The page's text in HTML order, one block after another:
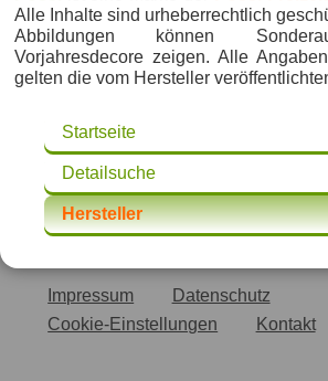
Alle Inhalte sind urheberrechtlich
Abbildungen können
Vorjahresdecore zeigen. Alle
gelten die vom Hersteller
Startseite
Detailsuche
Hersteller
Impressum
Datenschutz
Cookie-Einstellungen
Kontakt